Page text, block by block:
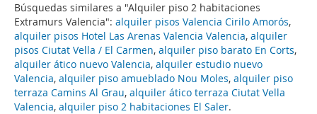
Búsquedas similares a "Alquiler piso 2 habitaciones
Extramurs Valencia": alquiler pisos Valencia Cirilo Amorós,
alquiler pisos Hotel Las Arenas Valencia Valencia, alquiler
pisos Ciutat Vella / El Carmen, alquiler piso barato En Corts,
alquiler ático nuevo Valencia, alquiler estudio nuevo
Valencia, alquiler piso amueblado Nou Moles, alquiler piso
terraza Camins Al Grau, alquiler ático terraza Ciutat Vella
Valencia, alquiler piso 2 habitaciones El Saler.